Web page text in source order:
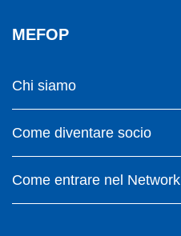
MEFOP
Chi siamo
Come diventare socio
Come entrare nel Network